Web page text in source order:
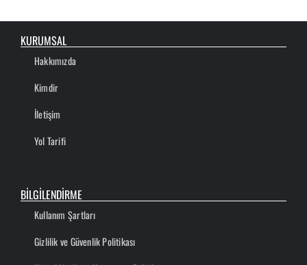
KURUMSAL
Hakkımızda
Kimdir
İletişim
Yol Tarifi
BİLGİLENDİRME
Kullanım Şartları
Gizlilik ve Güvenlik Politikası